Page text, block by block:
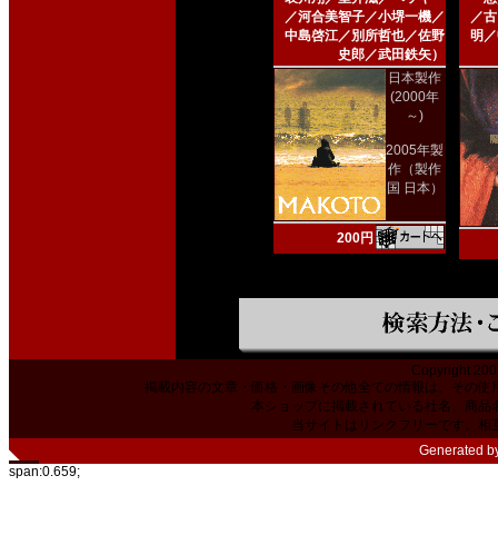
／河合美智子／小堺一機／
中島啓江／別所哲也／佐野
史郎／武田鉄矢）
日本製作
(2000年
～)
2005年製
作（製作
国 日本）
200円
／
明
Copyright
掲載内容の文章・価格・画像その他全ての情報は、その
本ショップに掲載されている社名、商
当サイトはリンクフリーです。相
Generated
span:0.659;